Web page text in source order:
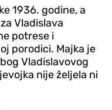
1936. godine, a
Vladislava
potrese i
porodici. Majka je
Vladislavovog
nije željela ni